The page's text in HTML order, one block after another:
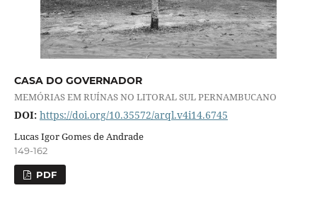
CASA DO GOVERNADOR
MEMÓRIAS EM RUÍNAS NO LITORAL SUL PERNAMBUCANO
DOI: https://doi.org/10.35572/arql.v4i14.6745
Lucas Igor Gomes de Andrade
149-162
PDF